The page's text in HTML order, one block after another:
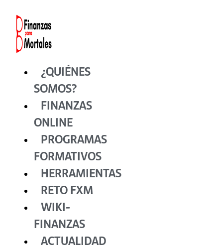
contenido
¿QUIÉNES
SOMOS?
FINANZAS
ONLINE
PROGRAMAS
FORMATIVOS
HERRAMIENTAS
RETO FXM
WIKI-
FINANZAS
ACTUALIDAD